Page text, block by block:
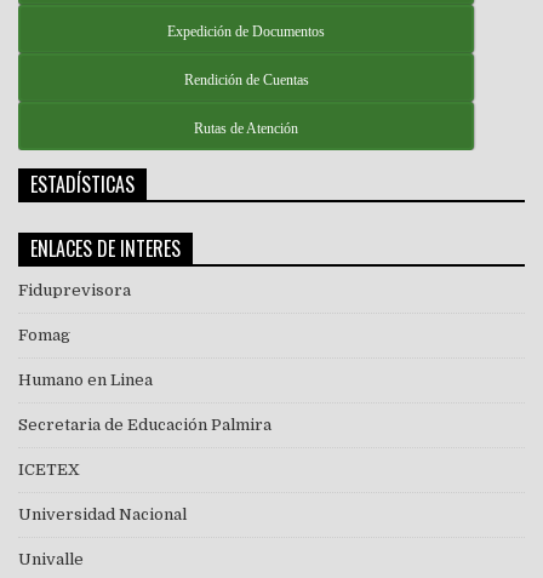
Expedición de Documentos
Rendición de Cuentas
Rutas de Atención
ESTADÍSTICAS
ENLACES DE INTERES
Fiduprevisora
Fomag
Humano en Linea
Secretaria de Educación Palmira
ICETEX
Universidad Nacional
Univalle